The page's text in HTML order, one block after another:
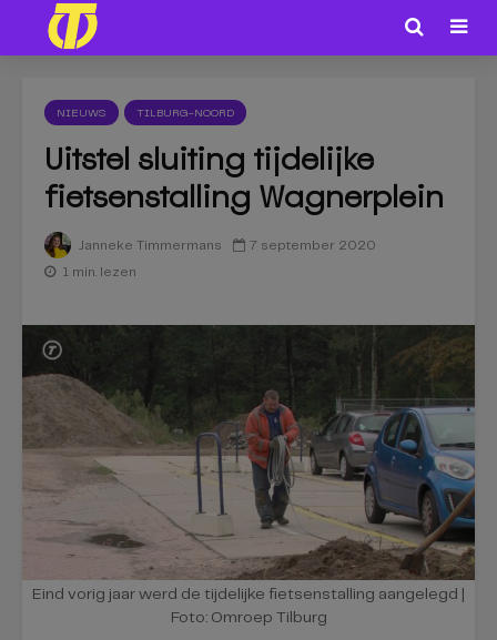
NIEUWS TILBURG-NOORD
Uitstel sluiting tijdelijke
fietsenstalling Wagnerplein
Janneke Timmermans 7 september 2020
1 min. lezen
Eind vorig jaar werd de tijdelijke fietsenstalling aangelegd |
Foto: Omroep Tilburg